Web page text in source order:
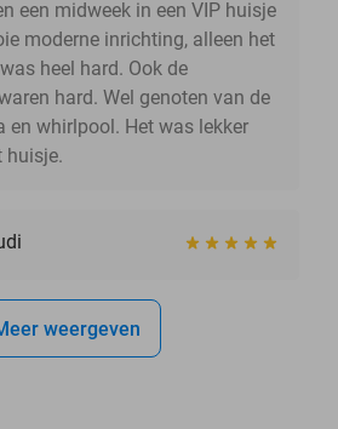
een midweek in een VIP huisje
moderne inrichting, alleen het
heel hard. Ook de
hard. Wel genoten van de
en whirlpool. Het was lekker
huisje.
weergeven